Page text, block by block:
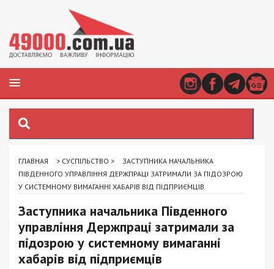
ГЛАВНАЯ > СУСПІЛЬСТВО >
ЗАСТУПНИКА НАЧАЛЬНИКА
ПІВДЕННОГО УПРАВЛІННЯ ДЕРЖПРАЦІ ЗАТРИМАЛИ ЗА ПІДОЗРОЮ
У СИСТЕМНОМУ ВИМАГАННІ ХАБАРІВ ВІД ПІДПРИЄМЦІВ
Заступника начальника Південного
управління Держпраці затримали за
підозрою у системному вимаганні
хабарів від підприємців